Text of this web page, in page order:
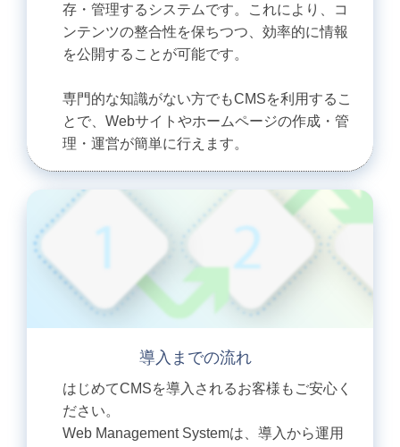
存・管理するシステムです。これにより、コ
ンテンツの整合性を保ちつつ、効率的に情報
を公開することが可能です。
専門的な知識がない方でもCMSを利用するこ
とで、Webサイトやホームページの作成・管
理・運営が簡単に行えます。
導入までの流れ
はじめてCMSを導入されるお客様もご安心く
ださい。
Web Management Systemは、導入から運用